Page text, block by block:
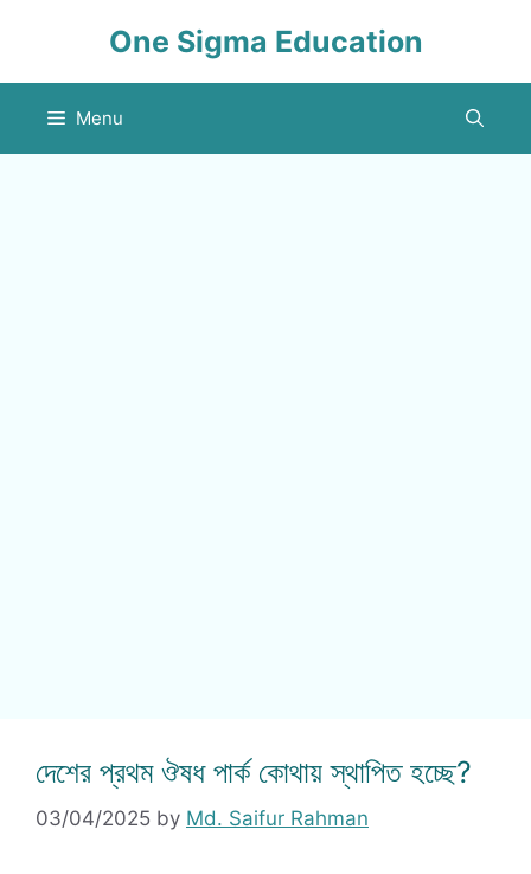
One Sigma Education
Menu
দেশের প্রথম ঔষধ পার্ক কোথায় স্থাপিত হচ্ছে?
03/04/2025 by Md. Saifur Rahman